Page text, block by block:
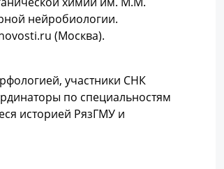
нейробиологии.
(Москва).
участники СНК
по специальностям
историей РязГМУ и